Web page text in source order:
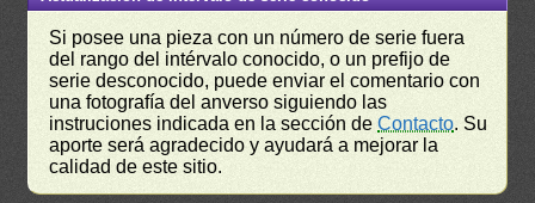
Si posee una pieza con un número de serie fuera
del rango del intérvalo conocido, o un prefijo de
serie desconocido, puede enviar el comentario con
una fotografía del anverso siguiendo las
instruciones indicada en la sección deContacto. Su
aporte será agradecido y ayudará a mejorar la
calidad de este sitio.